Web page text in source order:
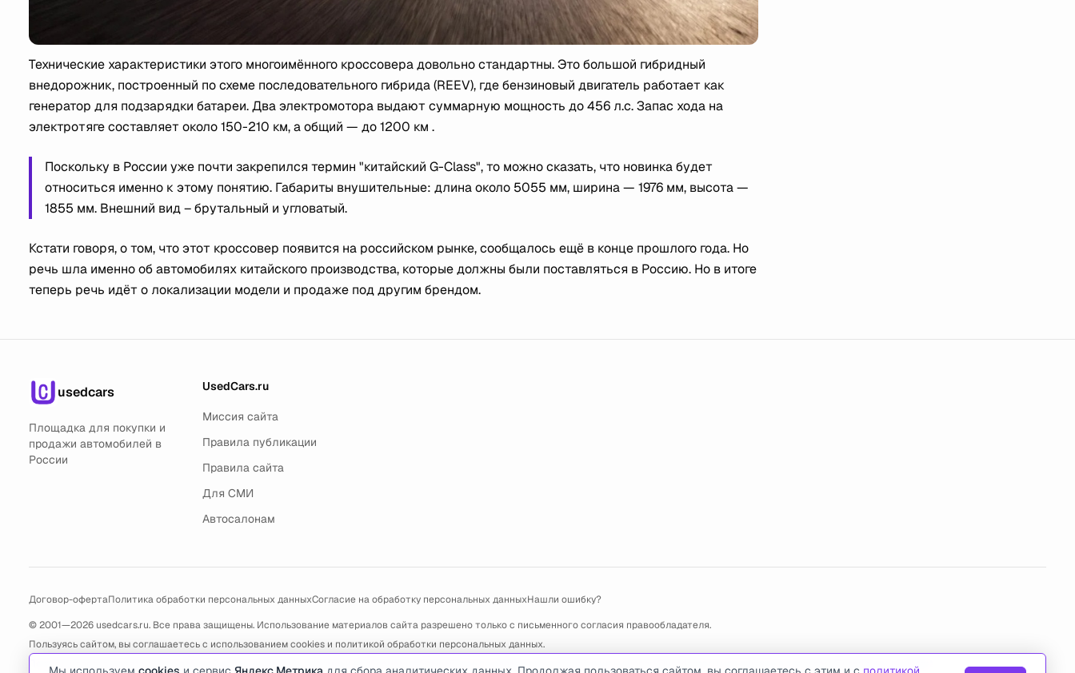
Технические характеристики этого многоимённого кроссовера довольно стандартны. Это большой гибридный
внедорожник, построенный по схеме последовательного гибрида (REEV), где бензиновый двигатель работает как
генератор для подзарядки батареи. Два электромотора выдают суммарную мощность до 456 л.с. Запас хода на
электротяге составляет около 150-210 км, а общий — до 1200 км .
Поскольку в России уже почти закрепился термин "китайский G-Class", то можно сказать, что новинка будет
относиться именно к этому понятию. Габариты внушительные: длина около 5055 мм, ширина — 1976 мм, высота —
1855 мм. Внешний вид – брутальный и угловатый.
Кстати говоря, о том, что этот кроссовер появится на российском рынке, сообщалось ещё в конце прошлого года. Но
речь шла именно об автомобилях китайского производства, которые должны были поставляться в Россию. Но в итоге
теперь речь идёт о локализации модели и продаже под другим брендом.
usedcars
Площадка для покупки и
продажи автомобилей в
России
UsedCars.ru
Миссия сайта
Правила публикации
Правила сайта
Для СМИ
Автосалонам
Договор-офертаПолитика обработки персональных данныхСогласие на обработку персональных данныхНашли ошибку?
© 2001—2026 usedcars.ru. Все права защищены. Использование материалов сайта разрешено только с письменного согласия правообладателя.
Пользуясь сайтом, вы соглашаетесь с использованием cookies и политикой обработки персональных данных.
support@usedcars.ru @usedcarsru_support